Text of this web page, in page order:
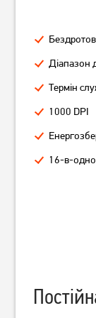
Миша
Wireless Mid Grey
649грн
Діапазон
Термін
1000 DPI
16-в-